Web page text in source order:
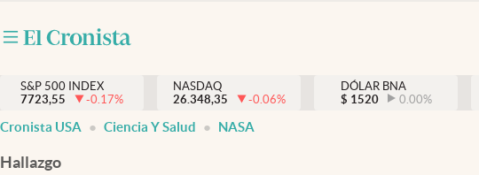
Inmigración
Trending
S&P 500 INDEX
7723,55
-0.17%
NASDAQ
26.348,35
-0.06%
DÓLAR BNA
$ 1520 0.00%
Cronista USA Ciencia Y Salud NASA
Hallazgo